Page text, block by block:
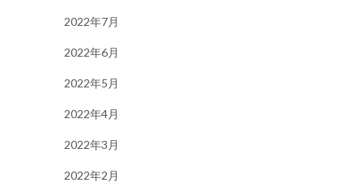
2022年7月
2022年6月
2022年5月
2022年4月
2022年3月
2022年2月